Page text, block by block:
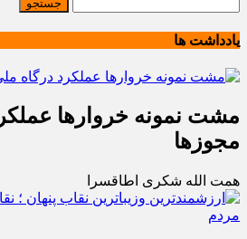
یادداشت ها
مشت نمونه خروارها
مجوزها
همت الله شکری اطاقسرا